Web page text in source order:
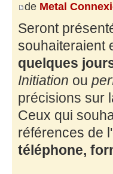
de Metal
Seront
souhaiteraient
quelques
Initiation ou
précisions sur
Ceux qui
références de
téléphone,